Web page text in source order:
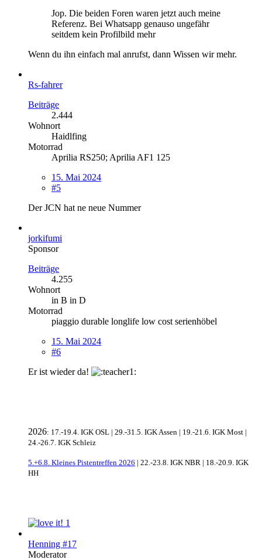
Jop. Die beiden Foren waren jetzt auch meine
Referenz. Bei Whatsapp genauso ungefähr
seitdem kein Profilbild mehr
Wenn du ihn einfach mal anrufst, dann Wissen wir mehr.
Rs-fahrer
Beiträge
2.444
Wohnort
Haidlfing
Motorrad
Aprilia RS250; Aprilia AF1 125
15. Mai 2024
#5
Der JCN hat ne neue Nummer
jorkifumi
Sponsor
Beiträge
4.255
Wohnort
in B in D
Motorrad
piaggio durable longlife low cost serienhöbel
15. Mai 2024
#6
Er ist wieder da!
2026: 17.-19.4. IGK OSL | 29.-31.5. IGK Assen | 19.-21.6. IGK Most |
24.-26.7. IGK Schleiz
5.+6.8. Kleines Pistentreffen 2026 | 22.-23.8. IGK NBR | 18.-20.9. IGK
HH
1
Henning #17
Moderator